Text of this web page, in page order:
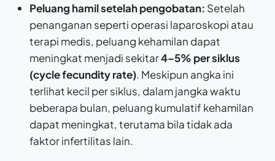
Peluang hamil setelah pengobatan: Setelah
penanganan seperti operasi laparoskopi atau
terapi medis, peluang kehamilan dapat
meningkat menjadi sekitar4–5% per siklus
(cycle fecundity rate). Meskipun angka ini
terlihat kecil per siklus, dalam jangka waktu
beberapa bulan, peluang kumulatif kehamilan
dapat meningkat, terutama bila tidak ada
faktor infertilitas lain.